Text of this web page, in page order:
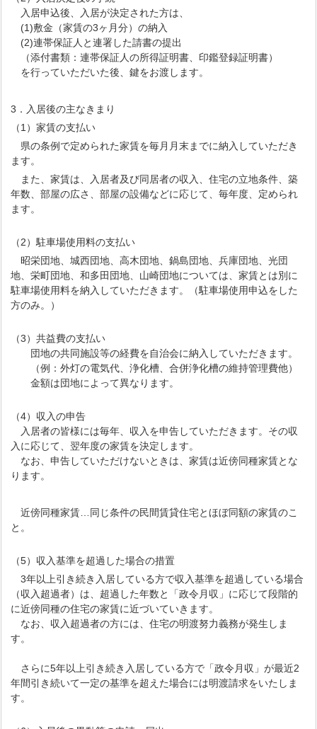
入居申込後、入居が決定された方は、
(1)敷金（家賃の3ヶ月分）の納入
(2)連帯保証人と連署した請書の提出
（添付書類：連帯保証人の所得証明書、印鑑登録証明書）
を行っていただいた後、鍵をお渡します。
3．入居後の主なきまり
（1）家賃の支払い
県の条例で定められた家賃を毎月月末までに納入していただき
ます。
また、家賃は、入居者及び同居者の収入、住宅の立地条件、築
年数、部屋の広さ、部屋の設備などに応じて、毎年度、定められ
ます。
（2）駐車場使用料の支払い
昭栄団地、城西団地、高木団地、鍋島団地、兵庫団地、光団
地、栄町団地、和多田団地、山崎団地については、家賃とは別に
駐車場使用料を納入していただきます。（駐車場使用申込をした
方のみ。）
（3）共益費の支払い
団地の共同施設等の経費を自治会に納入していただきます。
（例：外灯の電気代、浄化槽、合併浄化槽の維持管理費他）
金額は団地によって異なります。
（4）収入の申告
入居者の皆様には毎年、収入を申告していただきます。その収
入に応じて、翌年度の家賃を決定します。
なお、申告していただけないときは、家賃は近傍同種家賃とな
ります。
近傍同種家賃…同じ条件の民間賃貸住宅とほぼ同額の家賃のこ
と。
（5）収入基準を超過した場合の措置
3年以上引き続き入居している方で収入基準を超過している場合
（収入超過者）は、超過した年数と「政令月収」に応じて段階的
に近傍同種の住宅の家賃に近づいていきます。
なお、収入超過者の方には、住宅の明渡努力義務が発生しま
す。
さらに5年以上引き続き入居している方で「政令月収」が最近2
年間引き続いて一定の基準を超えた場合には明渡請求をいたしま
す。